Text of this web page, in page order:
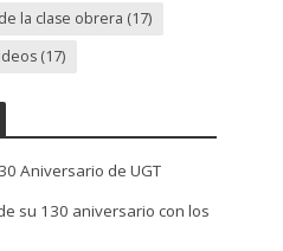
la clase obrera (17)
(17)
Aniversario de UGT
su 130 aniversario con los